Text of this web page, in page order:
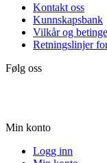
Kontakt oss
Kunnskapsbank
Vilkår og
Retningslinjer
Følg oss
Min konto
Logg inn